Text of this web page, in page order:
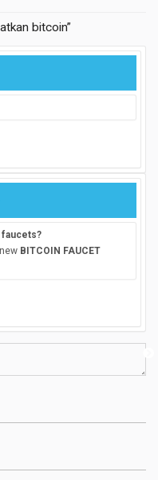
bitcoin”
faucets?
BITCOIN FAUCET